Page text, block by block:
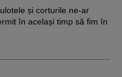
și corturile ne-ar
în același timp să fim în